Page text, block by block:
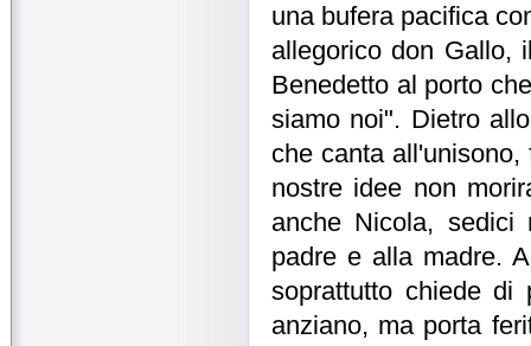
una bufera pacifica
allegorico don Gallo,
Benedetto al porto
siamo noi". Dietro
che canta
nostre idee non
anche Nicola,
padre e alla madre.
soprattutto chiede
anziano, ma porta